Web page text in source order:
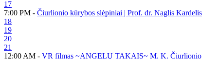
17
7:00 PM - Čiurlionio kūrybos slėpiniai | Prof. dr. Naglis Kardelis
18
19
20
21
12:00 AM - VR filmas ~ANGELŲ TAKAIS~ M. K. Čiurlionio